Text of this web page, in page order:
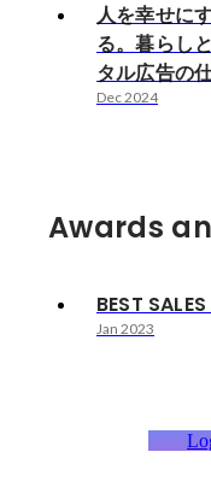
人を幸せに
る。暮らし
タル広告の
Dec 2024
Awards
BEST
Jan 2023